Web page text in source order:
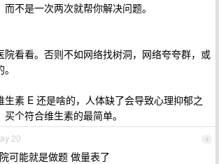
不是一次两次就帮你解决问题。
院看看。否则不如网络找树洞，网络夸夸群，或
生素 E 还是啥的，人体缺了会导致心理抑郁之
个符合维生素的最简单。
4
20
可能就是做题 做量表了